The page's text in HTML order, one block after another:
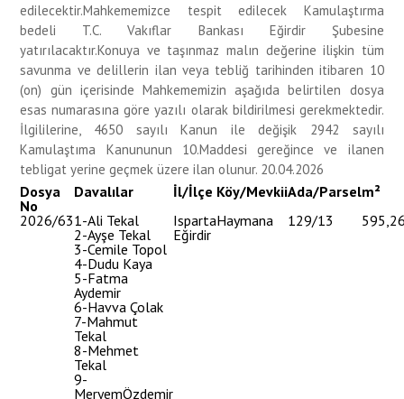
edilecektir.Mahkememizce tespit edilecek Kamulaştırma
bedeli T.C. Vakıflar Bankası Eğirdir Şubesine
yatırılacaktır.Konuya ve taşınmaz malın değerine ilişkin tüm
savunma ve delillerin ilan veya tebliğ tarihinden itibaren 10
(on) gün içerisinde Mahkememizin aşağıda belirtilen dosya
esas numarasına göre yazılı olarak bildirilmesi gerekmektedir.
İlgililerine, 4650 sayılı Kanun ile değişik 2942 sayılı
Kamulaştıma Kanununun 10.Maddesi gereğince ve ilanen
tebligat yerine geçmek üzere ilan olunur. 20.04.2026
Dosya
No
Davalılar İl/İlçe Köy/MevkiiAda/Parselm²
2026/631-Ali Tekal
2-Ayşe Tekal
3-Cemile Topol
4-Dudu Kaya
5-Fatma
Aydemir
6-Havva Çolak
7-Mahmut
Tekal
8-Mehmet
Tekal
9-
MeryemÖzdemir
Isparta
Eğirdir
Haymana 129/13